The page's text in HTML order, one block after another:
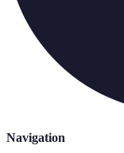
Navigation